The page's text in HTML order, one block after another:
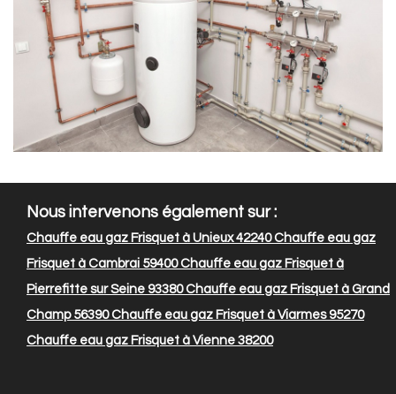
Nous intervenons également sur :
Chauffe eau gaz Frisquet à Unieux 42240Chauffe eau gaz
Frisquet à Cambrai 59400Chauffe eau gaz Frisquet à
Pierrefitte sur Seine 93380Chauffe eau gaz Frisquet à Grand
Champ 56390Chauffe eau gaz Frisquet à Viarmes 95270
Chauffe eau gaz Frisquet à Vienne 38200